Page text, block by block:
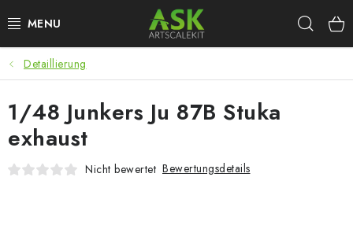
Inhalt
BLOG
SUMMER DAYS
WARHAMMER
Detaillierung
1/48 Junkers Ju 87B Stuka
exhaust
Nicht bewertet Bewertungsdetails